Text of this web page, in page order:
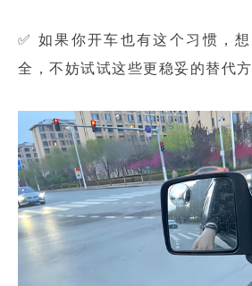
✅ 如果你开车也有这个习惯，
全，不妨试试这些更稳妥的替代方